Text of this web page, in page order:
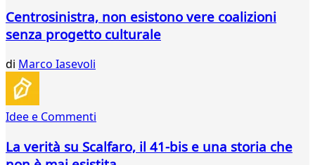
Centrosinistra, non esistono vere coalizioni
senza progetto culturale
di Marco Iasevoli
Idee e Commenti
La verità su Scalfaro, il 41-bis e una storia che